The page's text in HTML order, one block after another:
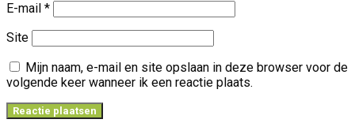
E-mail *
Site
Mijn naam, e-mail en site opslaan in deze browser voor de
volgende keer wanneer ik een reactie plaats.